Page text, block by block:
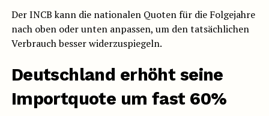
Der INCB kann die nationalen Quoten für die Folgejahre
nach oben oder unten anpassen, um den tatsächlichen
Verbrauch besser widerzuspiegeln.
Deutschland erhöht seine
Importquote um fast 60%